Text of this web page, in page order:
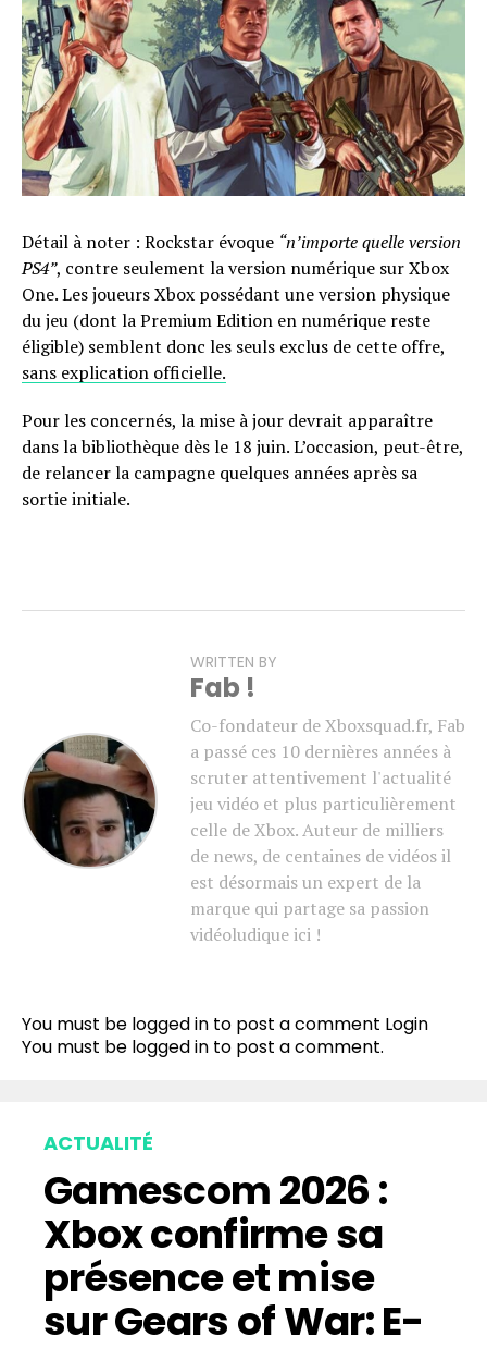
Détail à noter : Rockstar évoque “n’importe quelle version
PS4”, contre seulement la version numérique sur Xbox
One. Les joueurs Xbox possédant une version physique
du jeu (dont la Premium Edition en numérique reste
éligible) semblent donc les seuls exclus de cette offre,
sans explication officielle.
Pour les concernés, la mise à jour devrait apparaître
dans la bibliothèque dès le 18 juin. L’occasion, peut-être,
de relancer la campagne quelques années après sa
sortie initiale.
WRITTEN BY
Fab !
Co-fondateur de Xboxsquad.fr, Fab
a passé ces 10 dernières années à
scruter attentivement l'actualité
jeu vidéo et plus particulièrement
celle de Xbox. Auteur de milliers
de news, de centaines de vidéos il
est désormais un expert de la
marque qui partage sa passion
vidéoludique ici !
You must be logged in to post a comment Login
You must be logged in to post a comment.
ACTUALITÉ
Gamescom 2026 :
Xbox confirme sa
présence et mise
sur Gears of War: E-